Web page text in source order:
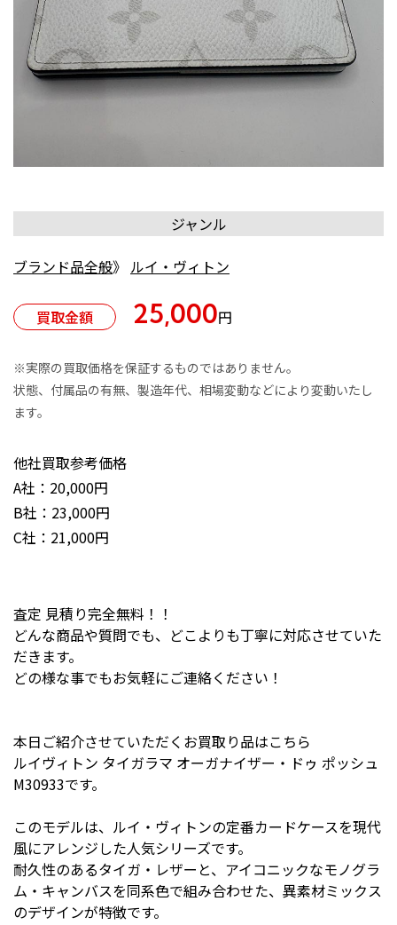
ジャンル
ブランド品全般》 ルイ・ヴィトン
買取金額 25,000円
※実際の買取価格を保証するものではありません。
状態、付属品の有無、製造年代、相場変動などにより変動いたし
ます。
他社買取参考価格
A社：20,000円
B社：23,000円
C社：21,000円
査定 見積り完全無料！！
どんな商品や質問でも、どこよりも丁寧に対応させていた
だきます。
どの様な事でもお気軽にご連絡ください！
本日ご紹介させていただくお買取り品はこちら
ルイヴィトン タイガラマ オーガナイザー・ドゥ ポッシュ
M30933です。
このモデルは、ルイ・ヴィトンの定番カードケースを現代
風にアレンジした人気シリーズです。
耐久性のあるタイガ・レザーと、アイコニックなモノグラ
ム・キャンバスを同系色で組み合わせた、異素材ミックス
のデザインが特徴です。